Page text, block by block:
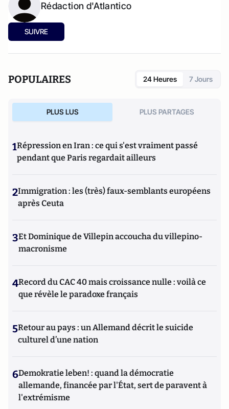
Rédaction d'Atlantico
SUIVRE
POPULAIRES 24 Heures 7 Jours
PLUS LUS PLUS PARTAGES
1Répression en Iran : ce qui s'est vraiment passé
pendant que Paris regardait ailleurs
2Immigration : les (très) faux-semblants européens
après Ceuta
3Et Dominique de Villepin accoucha du villepino-
macronisme
4Record du CAC 40 mais croissance nulle : voilà ce
que révèle le paradoxe français
5Retour au pays : un Allemand décrit le suicide
culturel d’une nation
6Demokratie leben! : quand la démocratie
allemande, financée par l'État, sert de paravent à
l'extrémisme